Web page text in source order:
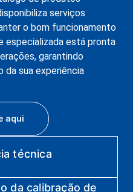
serviços
o bom funcionamento
especializada está pronta
garantindo
da sua experiência
aqui
técnica
da calibração de